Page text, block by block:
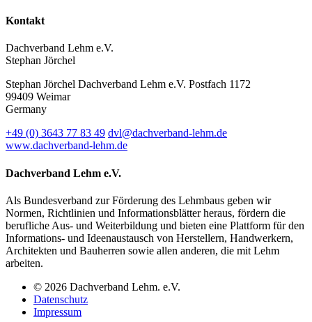
Kontakt
Dachverband Lehm e.V.
Stephan Jörchel
Stephan Jörchel Dachverband Lehm e.V. Postfach 1172
99409 Weimar
Germany
+49 (0) 3643 77 83 49 dvl@dachverband-lehm.de
www.dachverband-lehm.de
Dachverband Lehm e.V.
Als Bundesverband zur Förderung des Lehmbaus geben wir
Normen, Richtlinien und Informationsblätter heraus, fördern die
berufliche Aus- und Weiterbildung und bieten eine Plattform für den
Informations- und Ideenaustausch von Herstellern, Handwerkern,
Architekten und Bauherren sowie allen anderen, die mit Lehm
arbeiten.
© 2026 Dachverband Lehm. e.V.
Datenschutz
Impressum